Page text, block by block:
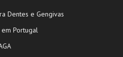
Dentes e Gengivas
Portugal